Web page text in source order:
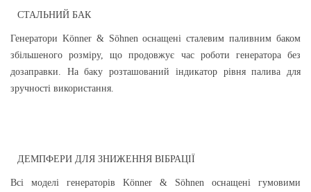
СТАЛЬНИЙ БАК
Генератори Könner & Söhnen оснащені сталевим паливним баком
збільшеного розміру, що продовжує час роботи генератора без
дозаправки. На баку розташований індикатор рівня палива для
зручності використання.
ДЕМПФЕРИ ДЛЯ ЗНИЖЕННЯ ВІБРАЦІЇ
Всі моделі генераторів Könner & Söhnen оснащені гумовими